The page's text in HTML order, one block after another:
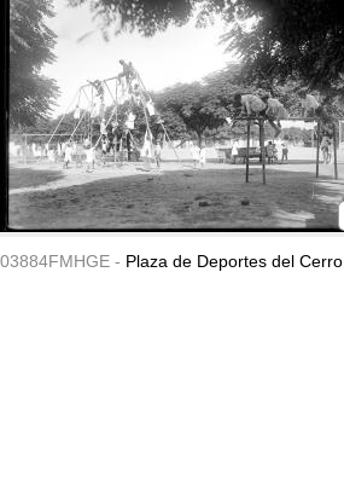
03884FMHGE - Plaza de Deportes del Cerro.